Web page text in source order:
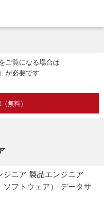
ご覧になる場合は
が必要です
無料）
ジニア 製品エンジニア
ソフトウェア） データサ